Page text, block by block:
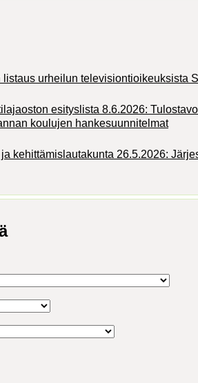
urheilun televisiontioikeuksista
esityslista 8.6.2026:
koulujen hankesuunnitelmat
kehittämislautakunta 26.5.2026: